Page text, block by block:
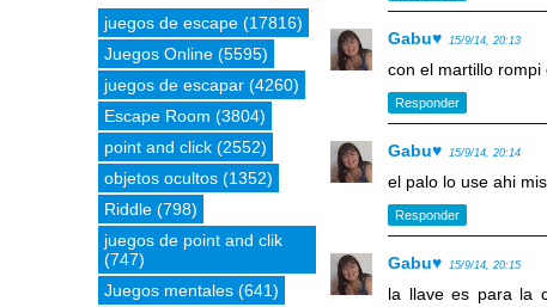
Gabu♥ 15/9/14, 20:13
con el martillo rompi
Responder
Gabu♥ 15/9/14, 20:14
el palo lo use ahi
Responder
Gabu♥ 15/9/14, 20:15
la llave es para la
juegos de escape (17816)
Juegos Online (5595)
juegos de escapar (4260)
Escape Room (3804)
point and click (2552)
objetos ocultos (1352)
Riddle (798)
juegos de point and clik
(747)
Juegos mentales (641)